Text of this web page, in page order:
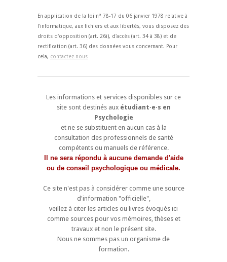
En application de la loi n° 78-17 du 06 janvier 1978 relative à
l'informatique, aux fichiers et aux libertés, vous disposez des
droits d'opposition (art. 26i), d'accès (art. 34 à 38) et de
rectification (art. 36) des données vous concernant. Pour
cela, contactez-nous
Les informations et services disponibles sur ce
site sont destinés aux étudiant·e·s en
Psychologie
et ne se substituent en aucun cas à la
consultation des professionnels de santé
compétents ou manuels de référence.
Il ne sera répondu à aucune demande d'aide
ou de conseil psychologique ou médicale.
Ce site n'est pas à considérer comme une source
d'information "officielle",
veillez à citer les articles ou livres évoqués ici
comme sources pour vos mémoires, thèses et
travaux et non le présent site.
Nous ne sommes pas un organisme de
formation.